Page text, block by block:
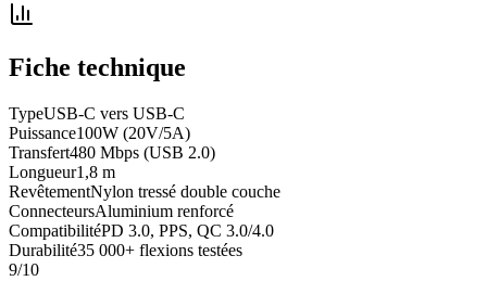
Fiche technique
TypeUSB-C vers USB-C
Puissance100W (20V/5A)
Transfert480 Mbps (USB 2.0)
Longueur1,8 m
RevêtementNylon tressé double couche
ConnecteursAluminium renforcé
CompatibilitéPD 3.0, PPS, QC 3.0/4.0
Durabilité35 000+ flexions testées
9/10